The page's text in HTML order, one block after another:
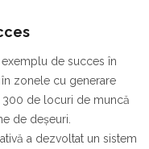
de succes în
zonele cu generare
300 de locuri de muncă
de deșeuri.
a dezvoltat un sistem